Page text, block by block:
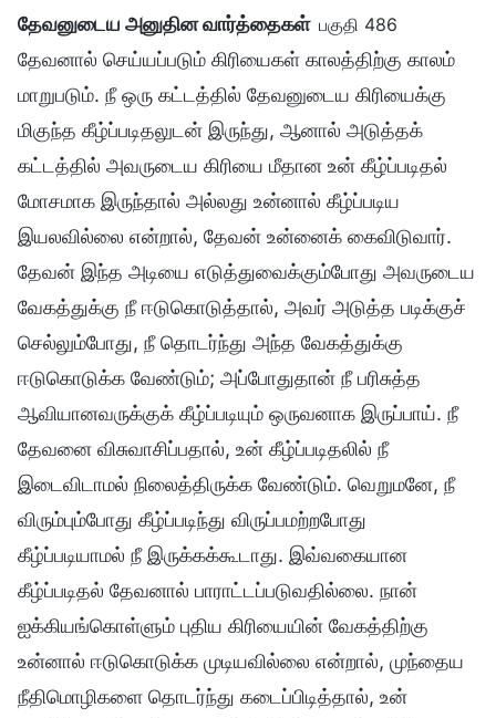
தேவனுடைய அனுதின வார்த்தைகள் பகுதி 486
தேவனால் செய்யப்படும் கிரியைகள் காலத்திற்கு காலம்
மாறுபடும். நீ ஒரு கட்டத்தில் தேவனுடைய கிரியைக்கு
மிகுந்த கீழ்ப்படிதலுடன் இருந்து, ஆனால் அடுத்தக்
கட்டத்தில் அவருடைய கிரியை மீதான உன் கீழ்ப்படிதல்
மோசமாக இருந்தால் அல்லது உன்னால் கீழ்ப்படிய
இயலவில்லை என்றால், தேவன் உன்னைக் கைவிடுவார்.
தேவன் இந்த அடியை எடுத்துவைக்கும்போது அவருடைய
வேகத்துக்கு நீ ஈடுகொடுத்தால், அவர் அடுத்த படிக்குச்
செல்லும்போது, நீ தொடர்ந்து அந்த வேகத்துக்கு
ஈடுகொடுக்க வேண்டும்; அப்போதுதான் நீ பரிசுத்த
ஆவியானவருக்குக் கீழ்ப்படியும் ஒருவனாக இருப்பாய். நீ
தேவனை விசுவாசிப்பதால், உன் கீழ்ப்படிதலில் நீ
இடைவிடாமல் நிலைத்திருக்க வேண்டும். வெறுமனே, நீ
விரும்பும்போது கீழ்ப்படிந்து விருப்பமற்றபோது
கீழ்ப்படியாமல் நீ இருக்கக்கூடாது. இவ்வகையான
கீழ்ப்படிதல் தேவனால் பாராட்டப்படுவதில்லை. நான்
ஐக்கியங்கொள்ளும் புதிய கிரியையின் வேகத்திற்கு
உன்னால் ஈடுகொடுக்க முடியவில்லை என்றால், முந்தைய
நீதிமொழிகளை தொடர்ந்து கடைப்பிடித்தால், உன்